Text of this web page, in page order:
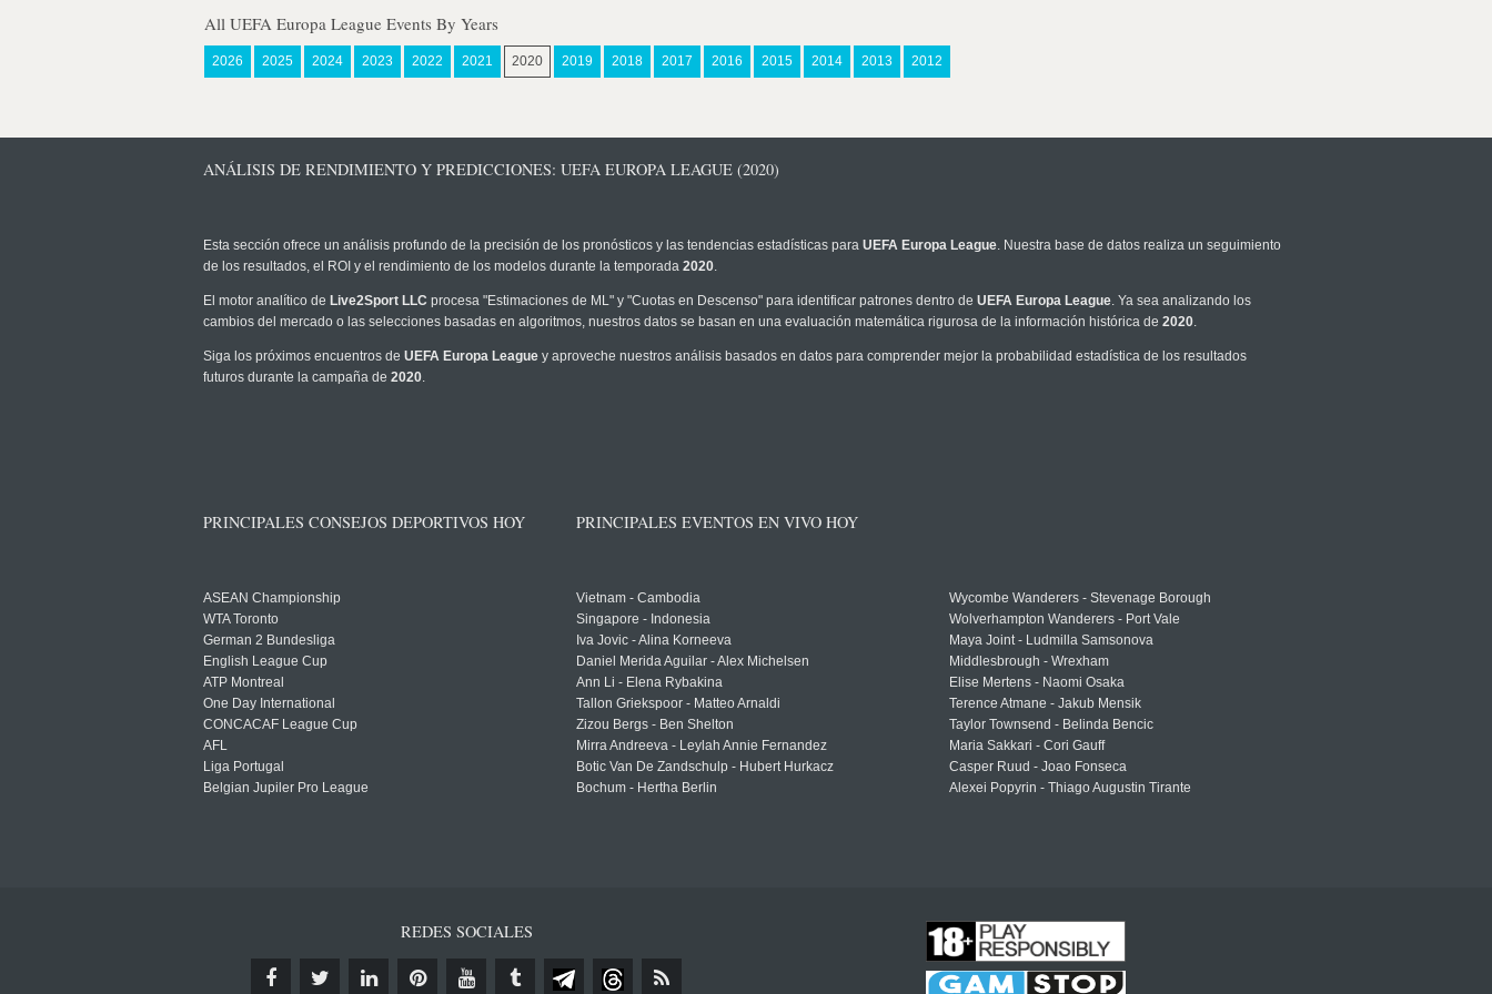
All UEFA Europa League Events By Years
2026 2025 2024 2023 2022 2021 2020 2019 2018 2017 2016 2015 2014 2013 2012
ANÁLISIS DE RENDIMIENTO Y PREDICCIONES: UEFA EUROPA LEAGUE (2020)
Esta sección ofrece un análisis profundo de la precisión de los pronósticos y las tendencias estadísticas para UEFA Europa League. Nuestra base de datos realiza un seguimiento
de los resultados, el ROI y el rendimiento de los modelos durante la temporada 2020.
El motor analítico de Live2Sport LLC procesa "Estimaciones de ML" y "Cuotas en Descenso" para identificar patrones dentro de UEFA Europa League. Ya sea analizando los
cambios del mercado o las selecciones basadas en algoritmos, nuestros datos se basan en una evaluación matemática rigurosa de la información histórica de 2020.
Siga los próximos encuentros de UEFA Europa League y aproveche nuestros análisis basados en datos para comprender mejor la probabilidad estadística de los resultados
futuros durante la campaña de 2020.
PRINCIPALES CONSEJOS DEPORTIVOS HOY
ASEAN Championship
WTA Toronto
German 2 Bundesliga
English League Cup
ATP Montreal
One Day International
CONCACAF League Cup
AFL
Liga Portugal
Belgian Jupiler Pro League
PRINCIPALES EVENTOS EN VIVO HOY
Vietnam - Cambodia
Singapore - Indonesia
Iva Jovic - Alina Korneeva
Daniel Merida Aguilar - Alex Michelsen
Ann Li - Elena Rybakina
Tallon Griekspoor - Matteo Arnaldi
Zizou Bergs - Ben Shelton
Mirra Andreeva - Leylah Annie Fernandez
Botic Van De Zandschulp - Hubert Hurkacz
Bochum - Hertha Berlin
Wycombe Wanderers - Stevenage Borough
Wolverhampton Wanderers - Port Vale
Maya Joint - Ludmilla Samsonova
Middlesbrough - Wrexham
Elise Mertens - Naomi Osaka
Terence Atmane - Jakub Mensik
Taylor Townsend - Belinda Bencic
Maria Sakkari - Cori Gauff
Casper Ruud - Joao Fonseca
Alexei Popyrin - Thiago Augustin Tirante
REDES SOCIALES